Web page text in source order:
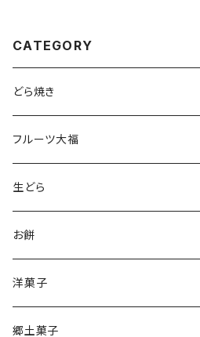
CATEGORY
どら焼き
フルーツ大福
生どら
お餅
洋菓子
郷土菓子